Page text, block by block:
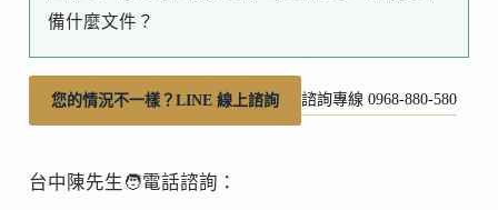
備什麼文件？
您的情況不一樣？LINE 線上諮詢 諮詢專線 0968-880-580
台中陳先生🧑電話諮詢：